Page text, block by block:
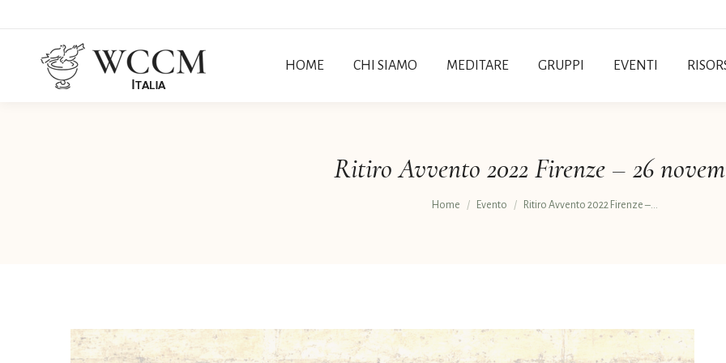
HOME CHI SIAMO MEDITARE GRUPPI EVENTI
Ritiro Avvento 2022 Firenze – 26
Tu sei qui:
Home Evento Ritiro Avvento 2022 Firenze –…